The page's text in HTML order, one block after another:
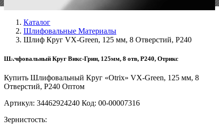
Каталог
Шлифовальные Материалы
Шлиф Круг VX-Green, 125 мм, 8 Отверстий, P240
Шлифовальный Круг Викс-Грин, 125мм, 8 отв, P240, Отрикс
Купить Шлифовальный Круг «Otrix» VX-Green, 125 мм, 8
Отверстий, P240 Оптом
Артикул: 34462924240 Код: 00-00007316
Зернистость: